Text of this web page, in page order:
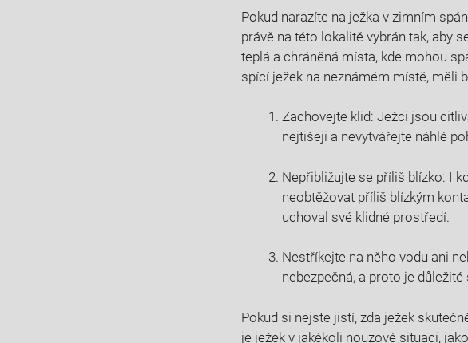
Pokud narazíte na ježka v zimním
právě na této lokalitě vybrán tak, aby
teplá a chráněná místa, kde mohou
spící ježek na neznámém místě, měli
Zachovejte klid: Ježci jsou
nejtišeji a nevytvářejte náhlé
Nepřibližujte se příliš blízko: I
neobtěžovat příliš blízkým
uchoval své klidné prostředí.
Nestříkejte na něho vodu ani
nebezpečná, a proto je
Pokud si nejste jistí, zda ježek
je ježek v jakékoli nouzové situaci,